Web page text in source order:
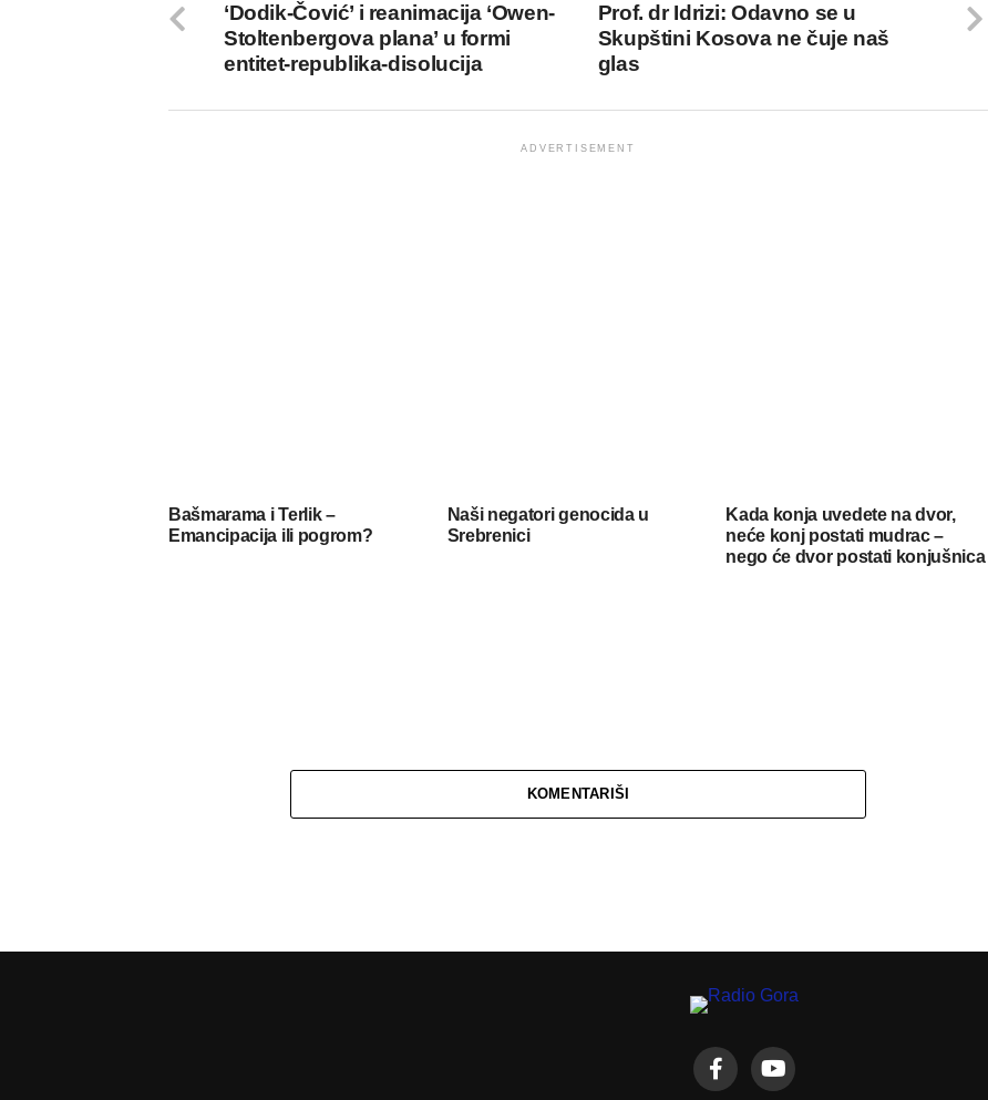
Prof. dr Idrizi: Odavno se u
Skupštini Kosova ne čuje naš
glas
‘Dodik-Čović’ i reanimacija ‘Owen-
Stoltenbergova plana’ u formi
entitet-republika-disolucija
ADVERTISEMENT
Bašmarama i Terlik –
Emancipacija ili pogrom?
Naši negatori genocida u
Srebrenici
Kada konja uvedete na dvor,
neće konj postati mudrac –
nego će dvor postati konjušnica
KOMENTARIŠI